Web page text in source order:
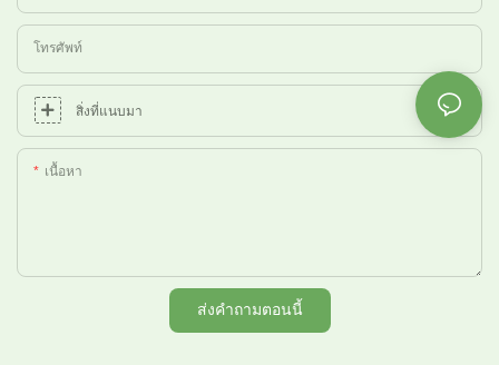
โทรศัพท์
สิ่งที่แนบมา
เนื้อหา
ส่งคำถามตอนนี้